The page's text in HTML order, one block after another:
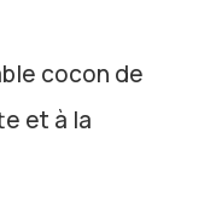
cocon de
et à la